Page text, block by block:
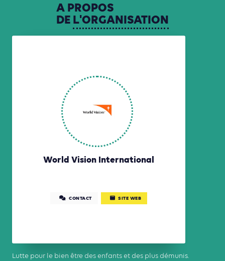
A PROPOS
DE L'ORGANISATION
World Vision International
CONTACT SITE WEB
Lutte pour le bien être des enfants et des plus démunis.